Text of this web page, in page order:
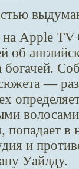
на Apple
об
—
попадает в
и
Уайлду.